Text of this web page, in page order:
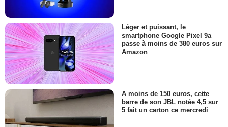
Léger et puissant, le
smartphone Google Pixel 9a
passe à moins de 380 euros sur
Amazon
A moins de 150 euros, cette
barre de son JBL notée 4,5 sur
5 fait un carton ce mercredi